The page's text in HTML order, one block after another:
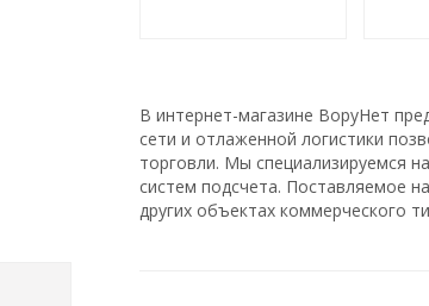
В интернет-магазине ВоруНет
сети и отлаженной логистики
торговли. Мы специализируемся
систем подсчета. Поставляемое
других объектах коммерческого